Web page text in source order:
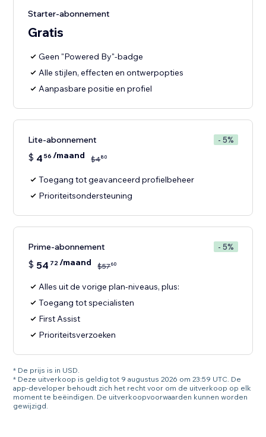
Starter-abonnement
Gratis
Geen "Powered By"-badge
Alle stijlen, effecten en ontwerpopties
Aanpasbare positie en profiel
Lite-abonnement - 5%
$ 4 56 /maand $480
Toegang tot geavanceerd profielbeheer
Prioriteitsondersteuning
Prime-abonnement - 5%
$ 54 72/maand $5760
Alles uit de vorige plan-niveaus, plus:
Toegang tot specialisten
First Assist
Prioriteitsverzoeken
* De prijs is in USD.
* Deze uitverkoop is geldig tot 9 augustus 2026 om 23:59 UTC. De
app-developer behoudt zich het recht voor om de uitverkoop op elk
moment te beëindigen. De uitverkoopvoorwaarden kunnen worden
gewijzigd.